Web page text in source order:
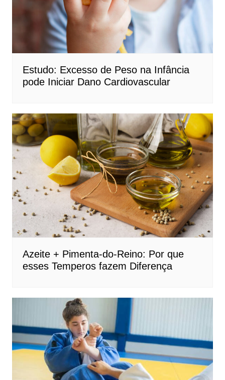
Estudo: Excesso de Peso na Infância
pode Iniciar Dano Cardiovascular
Azeite + Pimenta-do-Reino: Por que
esses Temperos fazem Diferença